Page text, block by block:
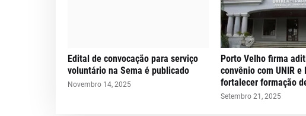
Edital de convocação para serviço
voluntário na Sema é publicado
Novembro 14, 2025
Porto Velho firma
convênio com UNIR e
fortalecer formação
Setembro 21, 2025